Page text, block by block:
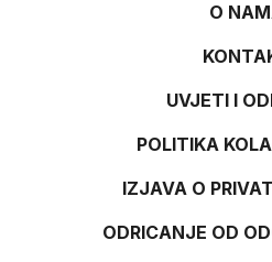
O
UVJETI I
POLITIKA
IZJAVA O
ODRICANJE OD